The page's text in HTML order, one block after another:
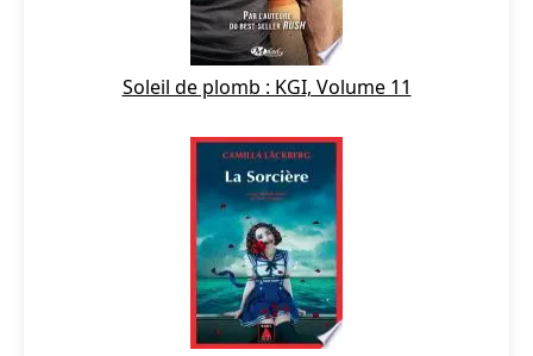
Soleil de plomb : KGI, Volume 11